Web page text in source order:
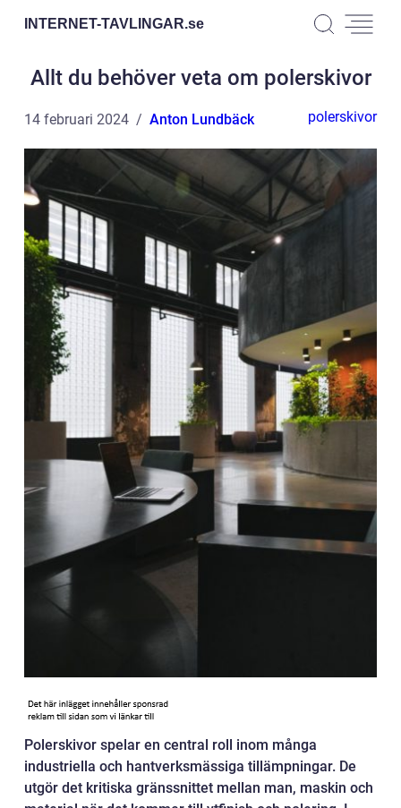
INTERNET-TAVLINGAR.se
Allt du behöver veta om polerskivor
14 februari 2024 Anton Lundbäck polerskivor
Polerskivor spelar en central roll inom många
industriella och hantverksmässiga tillämpningar. De
utgör det kritiska gränssnittet mellan man, maskin och